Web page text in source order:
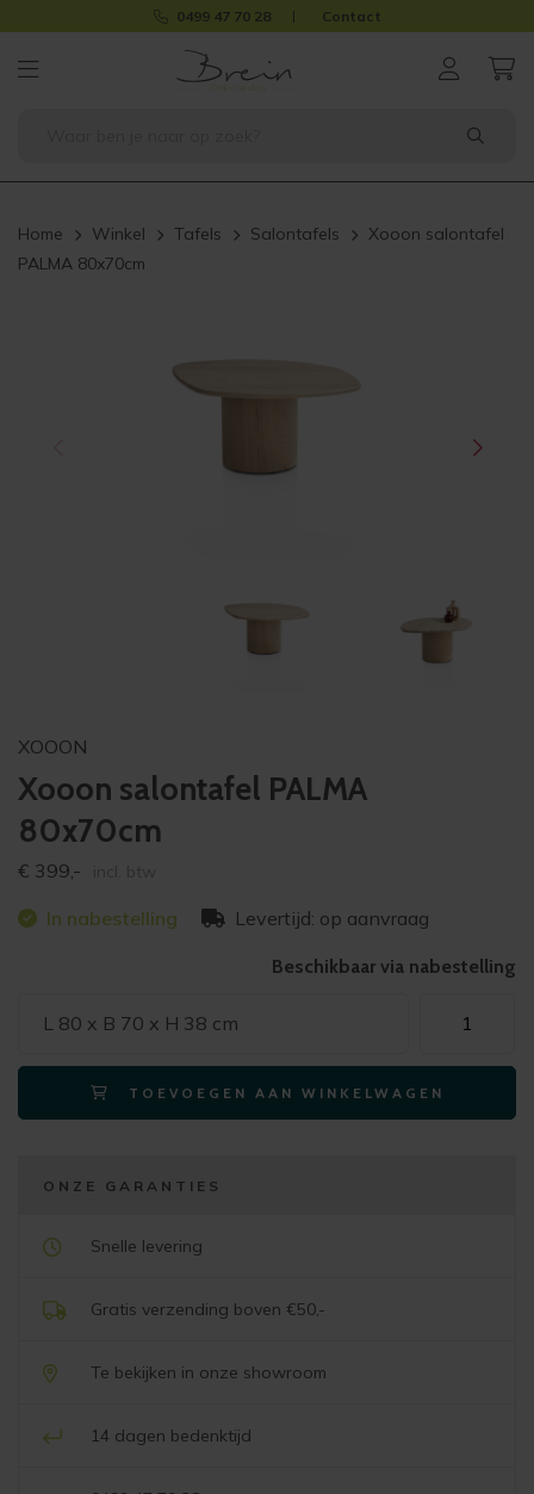
0499 47 70 28 Contact
Home Winkel Tafels Salontafels
Xooon salontafel
PALMA 80x70cm
XOOON
Xooon salontafel PALMA
80x70cm
€ 399,-
In nabestelling Levertijd: op aanvraag
Beschikbaar via nabestelling
L 80 x B 70 x H 38 cm
salontafel
PALMA
80x70cm
aantal
TOEVOEGEN AAN WINKELWAGEN
ONZE GARANTIES
Snelle levering
Gratis verzending boven €50,-
Te bekijken in onze showroom
14 dagen bedenktijd